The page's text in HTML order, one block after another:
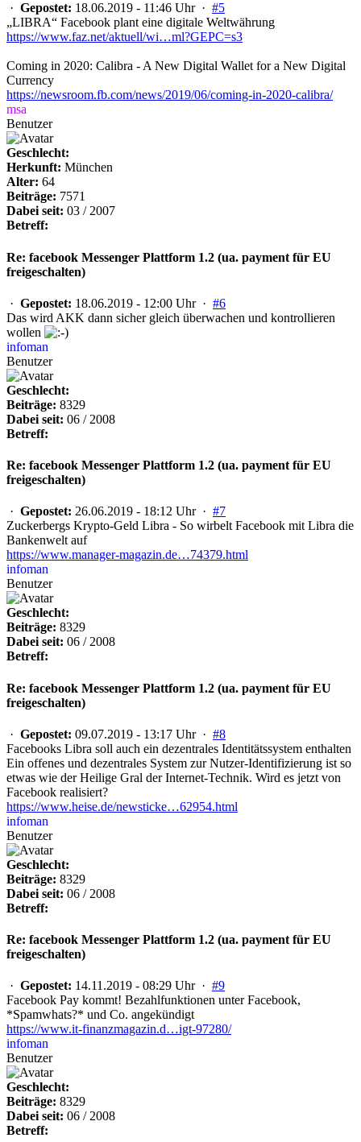
· Gepostet: 18.06.2019 - 11:46 Uhr · #5
„LIBRA“ Facebook plant eine digitale Weltwährung
https://www.faz.net/aktuell/wi…ml?GEPC=s3
Coming in 2020: Calibra - A New Digital Wallet for a New Digital
Currency
https://newsroom.fb.com/news/2019/06/coming-in-2020-calibra/
msa
Benutzer
Geschlecht:
Herkunft: München
Alter: 64
Beiträge: 7571
Dabei seit: 03 / 2007
Betreff:
Re: facebook Messenger Plattform 1.2 (ua. payment für EU
freigeschalten)
· Gepostet: 18.06.2019 - 12:00 Uhr · #6
Das wird AKK dann sicher gleich überwachen und kontrollieren
wollen
infoman
Benutzer
Geschlecht:
Beiträge: 8329
Dabei seit: 06 / 2008
Betreff:
Re: facebook Messenger Plattform 1.2 (ua. payment für EU
freigeschalten)
· Gepostet: 26.06.2019 - 18:12 Uhr · #7
Zuckerbergs Krypto-Geld Libra - So wirbelt Facebook mit Libra die
Bankenwelt auf
https://www.manager-magazin.de…74379.html
infoman
Benutzer
Geschlecht:
Beiträge: 8329
Dabei seit: 06 / 2008
Betreff:
Re: facebook Messenger Plattform 1.2 (ua. payment für EU
freigeschalten)
· Gepostet: 09.07.2019 - 13:17 Uhr · #8
Facebooks Libra soll auch ein dezentrales Identitätssystem enthalten
Ein offenes und dezentrales System zur Nutzer-Identifizierung ist so
etwas wie der Heilige Gral der Internet-Technik. Wird es jetzt von
Facebook realisiert?
https://www.heise.de/newsticke…62954.html
infoman
Benutzer
Geschlecht:
Beiträge: 8329
Dabei seit: 06 / 2008
Betreff:
Re: facebook Messenger Plattform 1.2 (ua. payment für EU
freigeschalten)
· Gepostet: 14.11.2019 - 08:29 Uhr · #9
Facebook Pay kommt! Bezahlfunktionen unter Facebook,
*Spamwhats?* und Co. angekündigt
https://www.it-finanzmagazin.d…igt-97280/
infoman
Benutzer
Geschlecht:
Beiträge: 8329
Dabei seit: 06 / 2008
Betreff: